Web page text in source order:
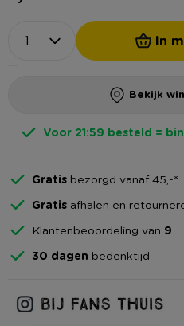
In
Bekijk
Voor 21:59 besteld =
Gratis bezorgd vanaf 45,-*
Gratis afhalen en
Klantenbeoordeling van 9
30 dagen bedenktijd